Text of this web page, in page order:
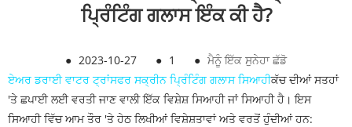
ਪ੍ਰਿੰਟਿੰਗ ਗਲਾਸ ਇੰਕ ਕੀ ਹੈ?
● 2023-10-27 ● 1 ● ਮੈਨੂੰ ਇੱਕ ਸੁਨੇਹਾ ਛੱਡੋ
ਏਅਰ ਡਰਾਈ ਵਾਟਰ ਟ੍ਰਾਂਸਫਰ ਸਕ੍ਰੀਨ ਪ੍ਰਿੰਟਿੰਗ ਗਲਾਸ ਸਿਆਹੀਕੱਚ ਦੀਆਂ ਸਤਹਾਂ
'ਤੇ ਛਪਾਈ ਲਈ ਵਰਤੀ ਜਾਣ ਵਾਲੀ ਇੱਕ ਵਿਸ਼ੇਸ਼ ਸਿਆਹੀ ਜਾਂ ਸਿਆਹੀ ਹੈ। ਇਸ
ਸਿਆਹੀ ਵਿੱਚ ਆਮ ਤੌਰ 'ਤੇ ਹੇਠ ਲਿਖੀਆਂ ਵਿਸ਼ੇਸ਼ਤਾਵਾਂ ਅਤੇ ਵਰਤੋਂ ਹੁੰਦੀਆਂ ਹਨ: